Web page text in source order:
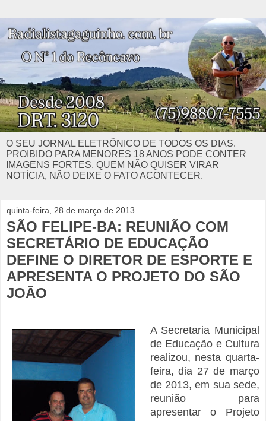
O SEU JORNAL ELETRÔNICO DE TODOS OS DIAS.
PROIBIDO PARA MENORES 18 ANOS PODE CONTER
IMAGENS FORTES. QUEM NÃO QUISER VIRAR
NOTÍCIA, NÃO DEIXE O FATO ACONTECER.
quinta-feira, 28 de março de 2013
SÃO FELIPE-BA: REUNIÃO COM
SECRETÁRIO DE EDUCAÇÃO
DEFINE O DIRETOR DE ESPORTE E
APRESENTA O PROJETO DO SÃO
JOÃO
A Secretaria Municipal
de Educação e Cultura
realizou, nesta quarta-
feira, dia 27 de março
de 2013, em sua sede,
reunião para
apresentar o Projeto